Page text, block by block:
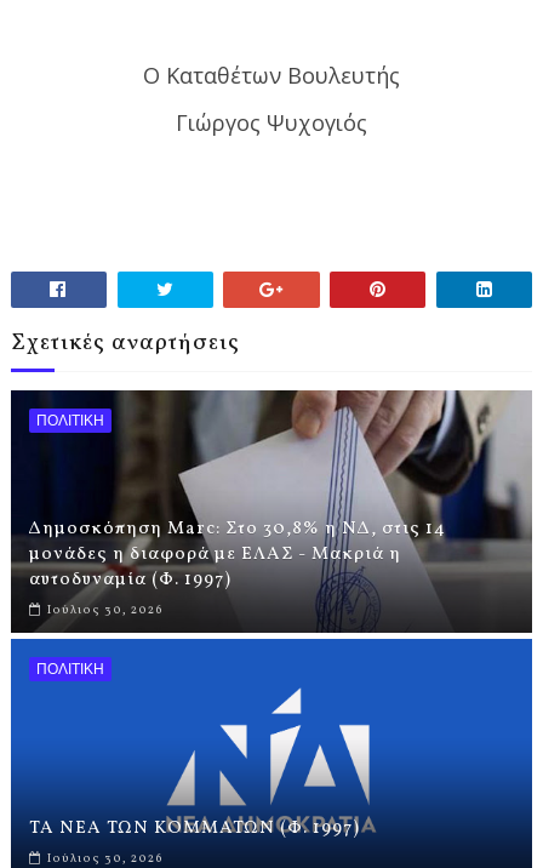
Ο Καταθέτων Βουλευτής
Γιώργος Ψυχογιός
Σχετικές αναρτήσεις
ΠΟΛΙΤΙΚΗ
Δημοσκόπηση Marc: Στο 30,8% η ΝΔ, στις 14
μονάδες η διαφορά με ΕΛΑΣ - Μακριά η
αυτοδυναμία (Φ. 1997)
Ιούλιος 30, 2026
ΠΟΛΙΤΙΚΗ
ΤΑ ΝΕΑ ΤΩΝ ΚΟΜΜΑΤΩΝ (Φ. 1997)
Ιούλιος 30, 2026